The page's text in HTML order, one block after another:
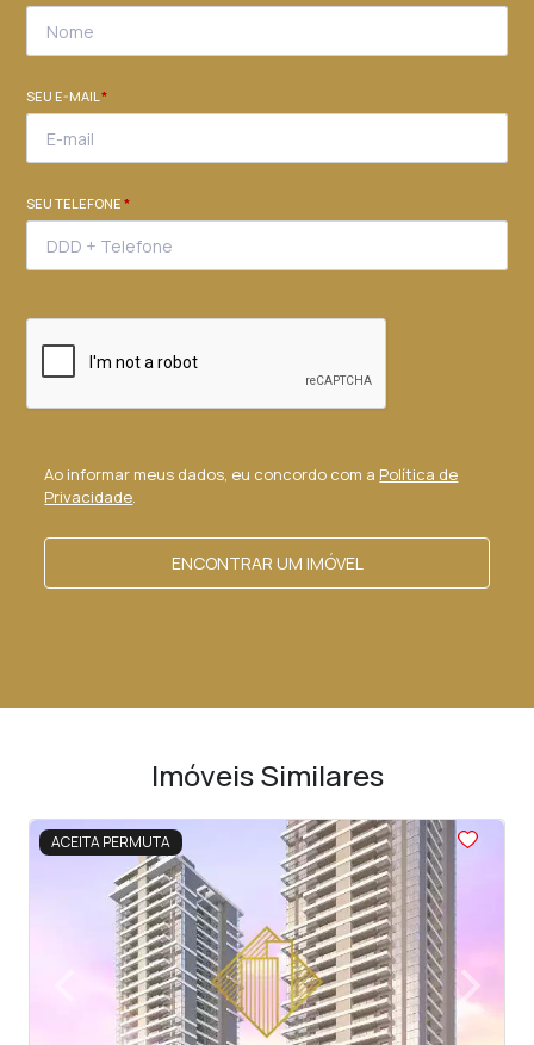
SEU E-MAIL*
SEU TELEFONE*
Ao informar meus dados, eu concordo com a Política de
Privacidade.
ENCONTRAR UM IMÓVEL
Imóveis Similares
ACEITA PERMUTA
<<<<
Previous ›
Next